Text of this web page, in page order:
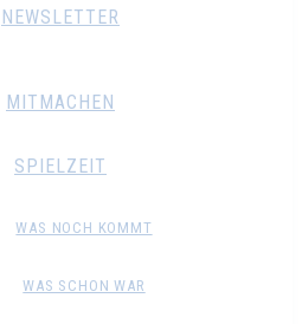
NEWSLETTER
MITMACHEN
SPIELZEIT
WAS NOCH KOMMT
WAS SCHON WAR